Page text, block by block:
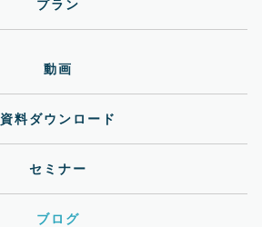
プラン
動画
資料ダウンロード
セミナー
ブログ